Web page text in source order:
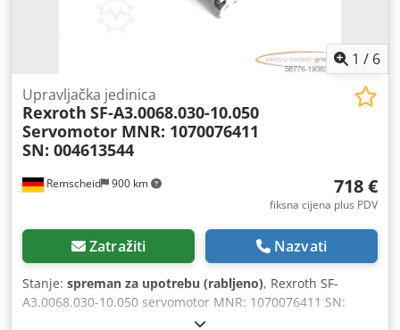
1 / 6
Remscheid 900 km
Upravljačka jedinica
Rexroth SF-A3.0068.030-10.050
Servomotor MNR: 1070076411
SN: 004613544
718 €
fiksna cijena plus PDV
Zatražiti Nazvati
Stanje: spreman za upotrebu (rabljeno), Rexroth SF-
A3.0068.030-10.050 servomotor MNR: 1070076411 SN:
004613544, korišten, dobro očuvan, 100% ispravan,